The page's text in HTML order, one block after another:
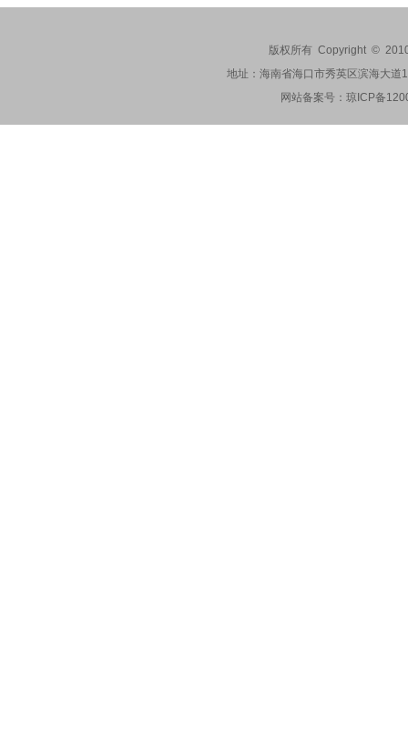
版权所有 Copyright ©
地址：海南省海口市秀英区滨海大
网站备案号： 琼ICP备